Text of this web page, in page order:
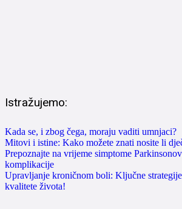
Istražujemo:
Kada se, i zbog čega, moraju vaditi umnjaci?
Mitovi i istine: Kako možete znati nosite li
Prepoznajte na vrijeme simptome
komplikacije
Upravljanje kroničnom boli: Ključne
kvalitete života!